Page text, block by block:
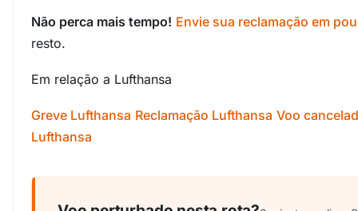
Não perca mais tempo! Envie sua reclamação em
resto.
Em relação a Lufthansa
Greve Lufthansa Reclamação Lufthansa Voo
Lufthansa